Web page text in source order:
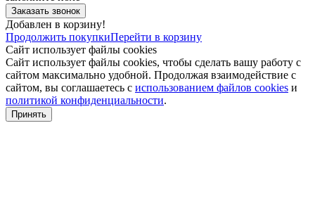
Добавлен в корзину!
Продолжить покупкиПерейти в корзину
Сайт использует файлы cookies
Сайт использует файлы cookies, чтобы сделать вашу работу с
сайтом максимально удобной. Продолжая взаимодействие с
сайтом, вы соглашаетесь с использованием файлов cookies и
политикой конфиденциальности.
Принять